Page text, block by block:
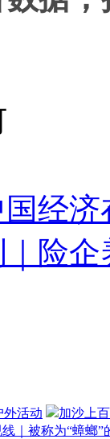
国经
险
外活动
加沙上
线｜被称为“蟑螂